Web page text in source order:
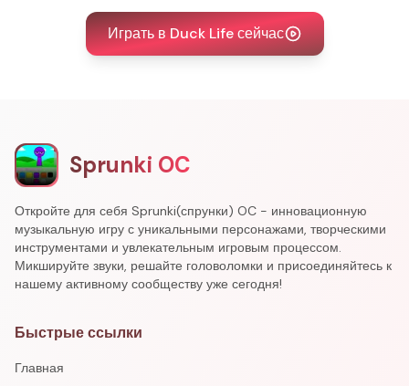
Играть в Duck Life сейчас
Sprunki OC
Откройте для себя Sprunki(спрунки) OC - инновационную
музыкальную игру с уникальными персонажами, творческими
инструментами и увлекательным игровым процессом.
Микшируйте звуки, решайте головоломки и присоединяйтесь к
нашему активному сообществу уже сегодня!
Быстрые ссылки
Главная